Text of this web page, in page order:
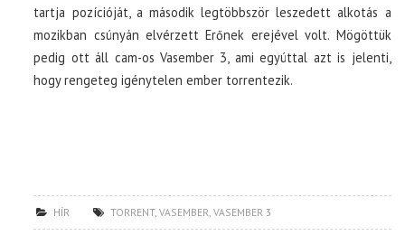
tartja pozícióját, a második legtöbbször leszedett alkotás a
mozikban csúnyán elvérzett Erőnek erejével volt. Mögöttük
pedig ott áll cam-os Vasember 3, ami egyúttal azt is jelenti,
hogy rengeteg igénytelen ember torrentezik.
HÍR TORRENT,VASEMBER,VASEMBER 3